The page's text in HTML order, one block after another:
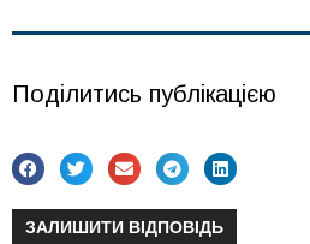
Поділитись публікацією
ЗАЛИШИТИ ВІДПОВІДЬ